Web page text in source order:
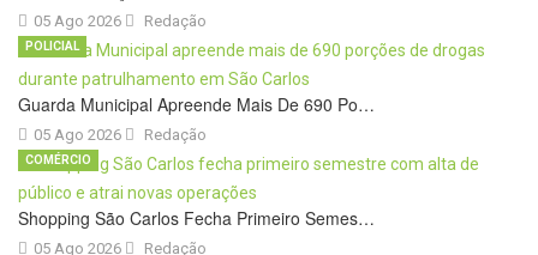
05 Ago 2026 Redação
Guarda Municipal Apreende Mais De 690 Po…
05 Ago 2026
POLICIAL
Redação
Shopping São Carlos Fecha Primeiro Semes…
05 Ago 2026
COMÉRCIO
Redação